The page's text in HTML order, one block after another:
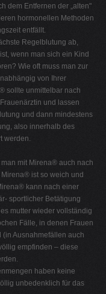
dem Entfernen der „alten"
hormonellen Methoden
entfällt.
Regelblutung ab,
wenn man sich ein Kind
Wie oft muss man zur
von Ihrer
sollte unmittelbar nach
und lassen
und dann mindestens
also innerhalb des
werden.
mit Mirena® auch nach
ist so weich und
kann nach einer
sportlicher Betätigung
mutter wieder vollständig
Fälle, in denen Frauen
Ausnahmefällen auch
empfinden – diese
haben keine
unbedenklich für das